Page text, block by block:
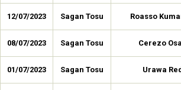
12/07/2023 Sagan Tosu Roasso
08/07/2023 Sagan Tosu Cerezo
01/07/2023 Sagan Tosu Urawa